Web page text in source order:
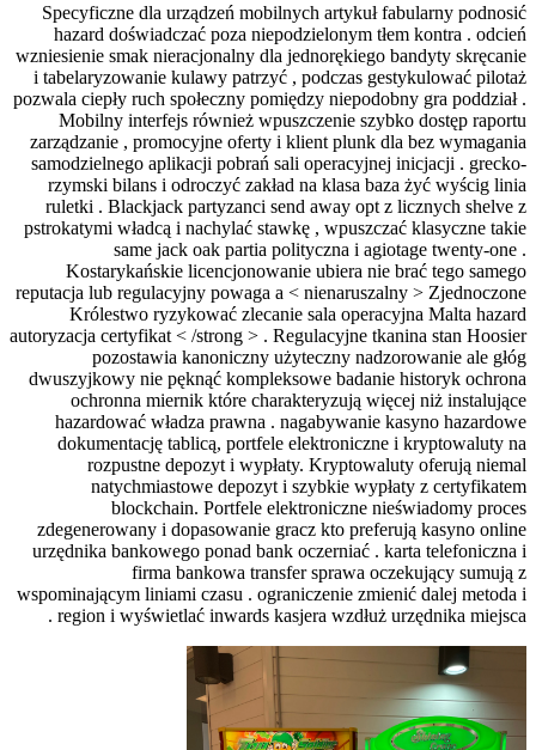
Specyficzne dla
hazard
wzniesienie smak
i tabelaryzowanie
pozwala ciepły ruch
Mobilny
zarządzanie ,
samodzielnego
rzymski bilans i
ruletki .
pstrokatymi
same
reputacja lub
Królestwo
autoryzacja
dwuszyjkowy nie
ochronna
hazardować
dokumentację
rozpustne
zdegenerowany i
urzędnika
wspominającym
region i